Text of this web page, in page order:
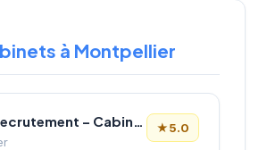
à Montpellier
Work’in Recrutement – Cabinet de recrutement informatique à Montpellier ★5.0